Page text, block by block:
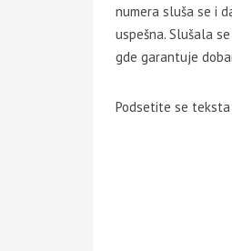
numera sluša se i
uspešna. Slušala
gde garantuje
Podsetite se